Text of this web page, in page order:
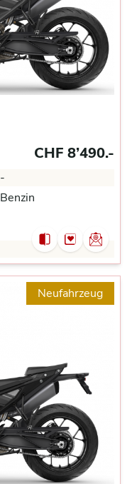
CHF 8’490.-
-
Benzin
Neufahrzeug